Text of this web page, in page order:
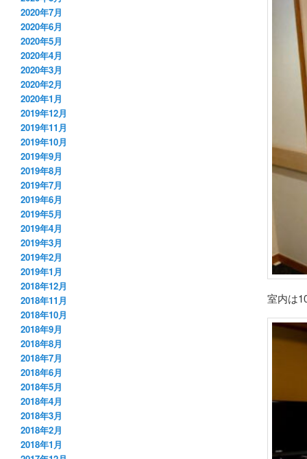
室内は
2020年7月
2020年6月
2020年5月
2020年4月
2020年3月
2020年2月
2020年1月
2019年12月
2019年11月
2019年10月
2019年9月
2019年8月
2019年7月
2019年6月
2019年5月
2019年4月
2019年3月
2019年2月
2019年1月
2018年12月
2018年11月
2018年10月
2018年9月
2018年8月
2018年7月
2018年6月
2018年5月
2018年4月
2018年3月
2018年2月
2018年1月